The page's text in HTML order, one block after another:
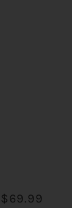
$69.99